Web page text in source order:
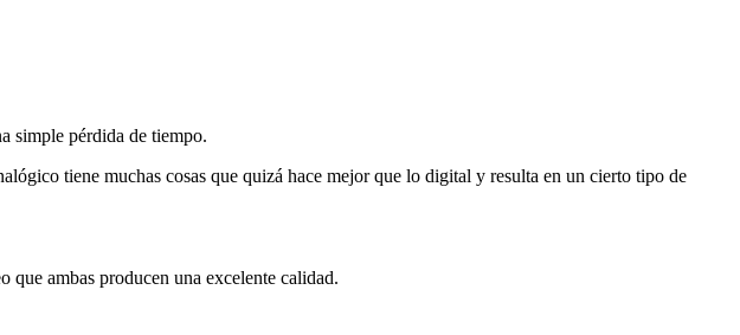
simple pérdida de tiempo.
tiene muchas cosas que quizá hace mejor que lo digital y resulta en un cierto tipo de
que ambas producen una excelente calidad.